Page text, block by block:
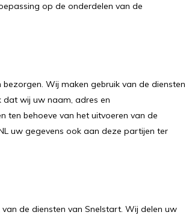
op de onderdelen van de
Wij maken gebruik van de diensten
dat wij uw naam, adres en
ten behoeve van het uitvoeren van de
uw gegevens ook aan deze partijen ter
de diensten van Snelstart. Wij delen uw